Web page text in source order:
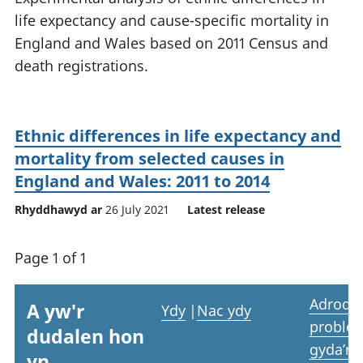
life expectancy and cause-specific mortality in
England and Wales based on 2011 Census and
death registrations.
Ethnic differences in life expectancy and
mortality from selected causes in
England and Wales: 2011 to 2014
Rhyddhawyd ar 26 July 2021 Latest release
Page 1 of 1
A yw'r
dudalen hon
Ydy | Nac ydy
Adrodd
gyda’r